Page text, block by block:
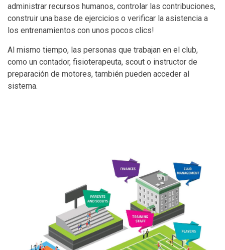
administrar recursos humanos, controlar las contribuciones,
construir una base de ejercicios o verificar la asistencia a
los entrenamientos con unos pocos clics!
Al mismo tiempo, las personas que trabajan en el club,
como un contador, fisioterapeuta, scout o instructor de
preparación de motores, también pueden acceder al
sistema.